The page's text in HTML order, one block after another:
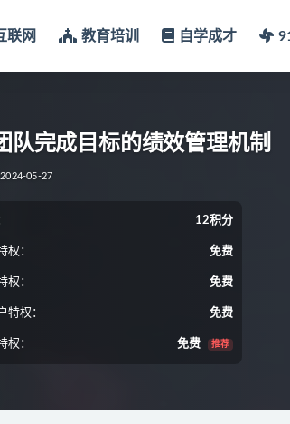
联网 教育培训 自学成才
队完成目标的绩效管理机制
2024-05-27
12积分
权： 免费
权： 免费
特权： 免费
权： 免费 推荐